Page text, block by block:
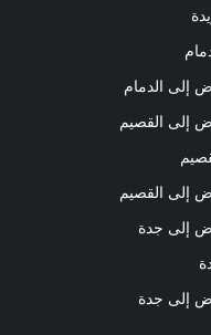
إلى الدمام
إلى القصيم
إلى القصيم
إلى جدة
إلى جدة